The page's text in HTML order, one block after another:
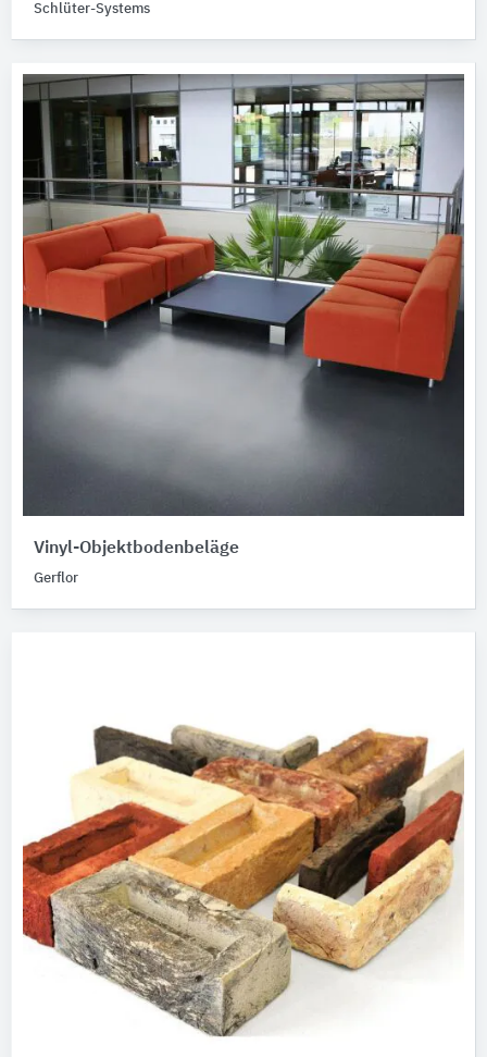
Schlüter-Systems
Vinyl-Objektbodenbeläge
Gerflor